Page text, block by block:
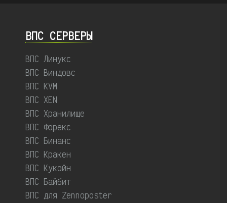
ВПС СЕРВЕРЫ
ВПС Линукс
ВПС Виндовс
ВПС KVM
ВПС XEN
ВПС Хранилище
ВПС Форекс
ВПС Бинанс
ВПС Кракен
ВПС Кукойн
ВПС Байбит
ВПС для Zennoposter